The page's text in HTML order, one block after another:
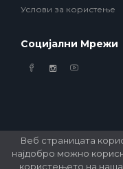
Веб страницата
најдобро можно
користењето на
Услови за користење
Социјални Мрежи
© 2026 Ledikom Mobile